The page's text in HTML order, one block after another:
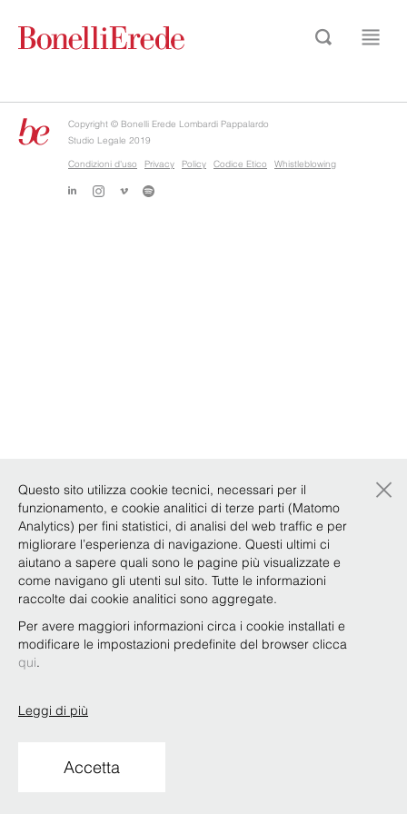
Copyright © Bonelli Erede Lombardi Pappalardo
Studio Legale 2019
Condizioni d'uso
Privacy Policy Codice Etico Whistleblowing
Questo sito utilizza cookie tecnici, necessari per il
funzionamento, e cookie analitici di terze parti (Matomo
Analytics) per fini statistici, di analisi del web traffic e per
migliorare l’esperienza di navigazione. Questi ultimi ci
aiutano a sapere quali sono le pagine più visualizzate e
come navigano gli utenti sul sito. Tutte le informazioni
raccolte dai cookie analitici sono aggregate.
Per avere maggiori informazioni circa i cookie installati e
modificare le impostazioni predefinite del browser clicca
qui.
Leggi di più
Accetta
×